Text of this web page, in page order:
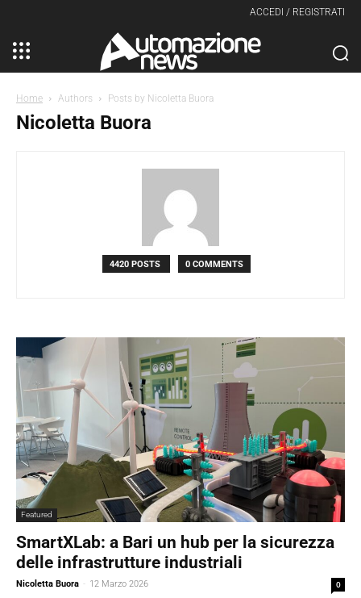
ACCEDI / REGISTRATI
Home Authors Posts by Nicoletta Buora
Nicoletta Buora
4420 POSTS 0 COMMENTS
Featured
SmartXLab: a Bari un hub per la sicurezza
delle infrastrutture industriali
Nicoletta Buora - 12 Marzo 2026 0